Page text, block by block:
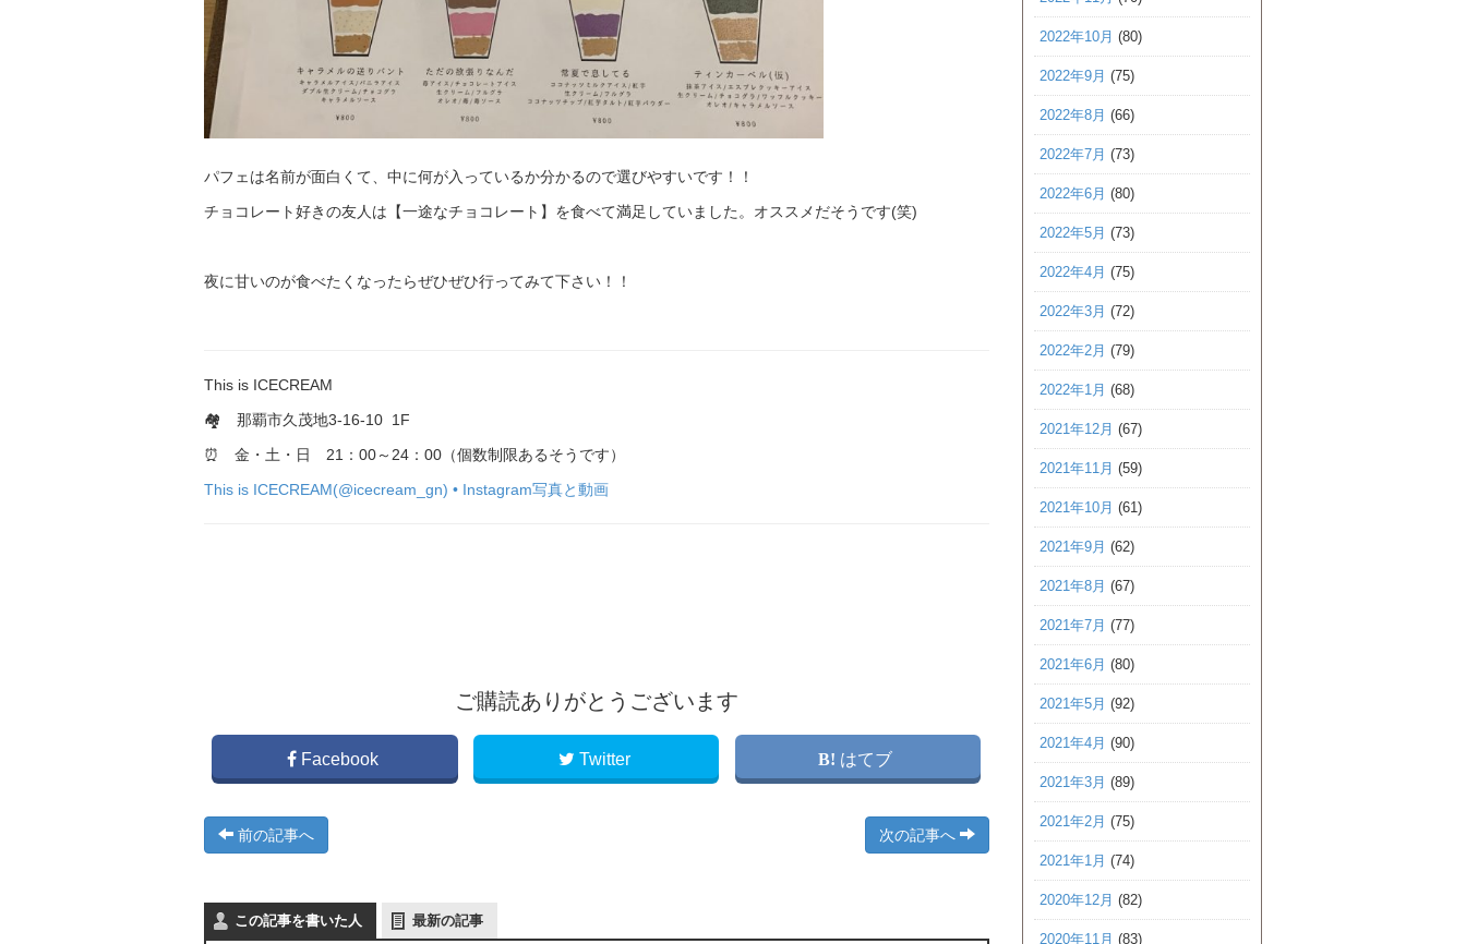
パフェは名前が面白くて、中に何が入っているか分かるので選びやすいです！！
チョコレート好きの友人は【一途なチョコレート】を食べて満足していました。オススメだそうです(笑)
夜に甘いのが食べたくなったらぜひぜひ行ってみて下さい！！
This is ICECREAM
🏘 那覇市久茂地3-16-10 1F
⏰ 金・土・日 21：00～24：00（個数制限あるそうです）
This is ICECREAM(@icecream_gn) • Instagram写真と動画
ご購読ありがとうございます
Facebook Twitter はてブ
前の記事へ 次の記事へ
この記事を書いた人 最新の記事
2022年10月 (80)
2022年9月 (75)
2022年8月 (66)
2022年7月 (73)
2022年6月 (80)
2022年5月 (73)
2022年4月 (75)
2022年3月 (72)
2022年2月 (79)
2022年1月 (68)
2021年12月 (67)
2021年11月 (59)
2021年10月 (61)
2021年9月 (62)
2021年8月 (67)
2021年7月 (77)
2021年6月 (80)
2021年5月 (92)
2021年4月 (90)
2021年3月 (89)
2021年2月 (75)
2021年1月 (74)
2020年12月 (82)
2020年11月 (83)